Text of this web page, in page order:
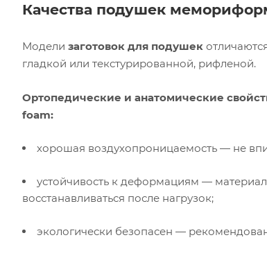
Качества подушек
Модели заготовок для подушек
гладкой или текстурированной, рифленой.
Ортопедические и анатомические
foam:
хорошая воздухопроницаемость — не
устойчивость к деформациям —
восстанавливаться после нагрузок;
экологически безопасен —